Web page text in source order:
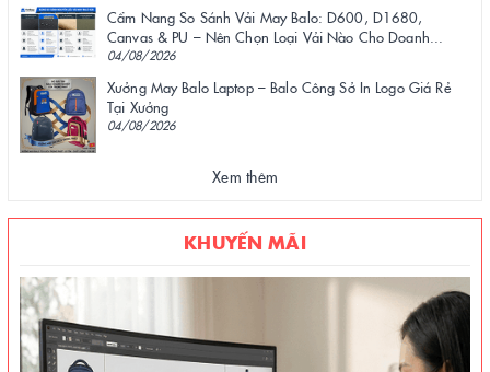
Cẩm Nang So Sánh Vải May Balo: D600, D1680,
Canvas & PU – Nên Chọn Loại Vải Nào Cho Doanh...
04/08/2026
Xưởng May Balo Laptop – Balo Công Sở In Logo Giá Rẻ
Tại Xưởng
04/08/2026
Xem thêm
KHUYẾN MÃI